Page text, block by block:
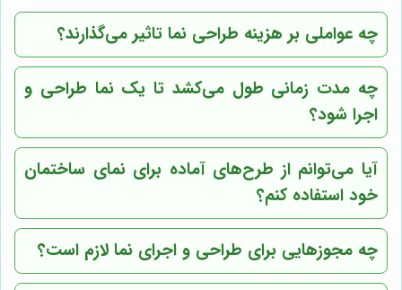
چه عواملی بر هزینه طراحی نما تاثیر می‌گذارند؟
چه مدت زمانی طول می‌کشد تا یک نما طراحی و
اجرا شود؟
آیا می‌توانم از طرح‌های آماده برای نمای ساختمان
خود استفاده کنم؟
چه مجوزهایی برای طراحی و اجرای نما لازم است؟